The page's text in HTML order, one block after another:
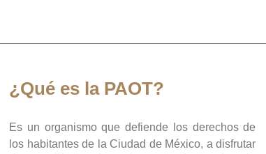
¿Qué es la PAOT?
Es un organismo que defiende los derechos de
los habitantes de la Ciudad de México, a disfrutar